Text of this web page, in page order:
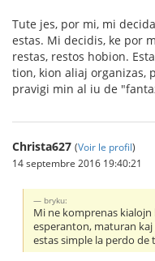
Tute jes, por mi, mi
estas. Mi decidis, ke por
restas, restos hobion.
tion, kion aliaj organizas,
pravigi min al iu de
Christa627 (Voir le profil)
14 septembre 2016 19:40:21
bryku:
Mi ne komprenas
esperanton, maturan
estas simple la perdo de